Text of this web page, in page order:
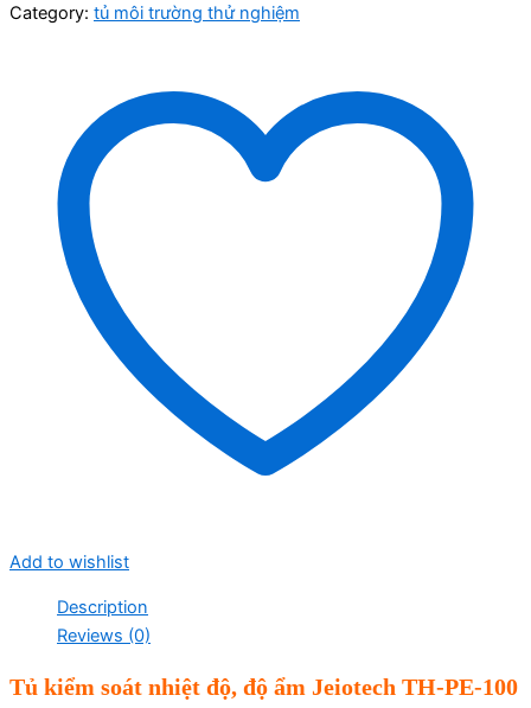
Category: tủ môi trường thử nghiệm
Add to wishlist
Description
Reviews (0)
Tủ kiểm soát nhiệt độ, độ ẩm Jeiotech TH-PE-100